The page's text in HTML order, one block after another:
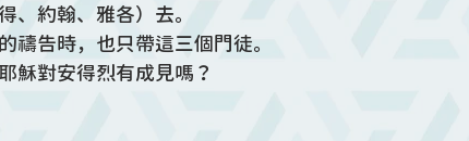
、約翰、雅各）去。
禱告時，也只帶這三個門徒。
穌對安得烈有成見嗎？